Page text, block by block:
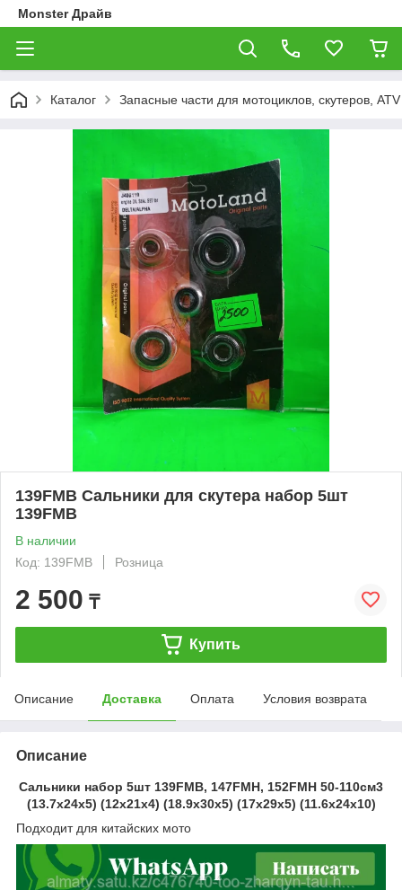
Monster Драйв
Каталог Запасные части для мотоциклов, скутеров, ATV
139FMB Сальники для скутера набор 5шт
139FMB
В наличии
Код: 139FMB
Розница
2 500 ₸
Купить
Описание Доставка Оплата Условия возврата
Описание
Сальники набор 5шт 139FMB, 147FMH, 152FMH 50-110см3
(13.7x24x5) (12x21x4) (18.9x30x5) (17x29x5) (11.6x24x10)
Подходит для китайских мото